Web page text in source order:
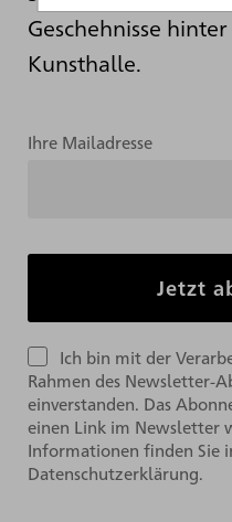
Geschehnisse
Kunsthalle.
Ihre Mailadresse
Ich bin mit der
Rahmen des Newsletter-
einverstanden. Das
einen Link im Newsletter
Informationen finden Sie
Datenschutzerklärung.